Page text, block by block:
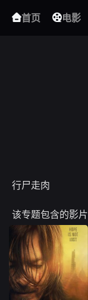
首页 电影
行尸走肉
该专题包含的影片